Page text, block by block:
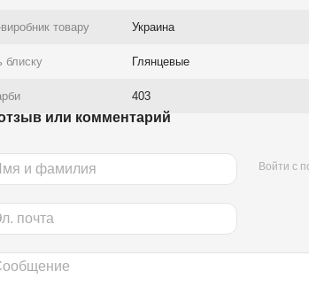
виробник товару Украина
блиску Глянцевые
403
или комментарий
Войти с